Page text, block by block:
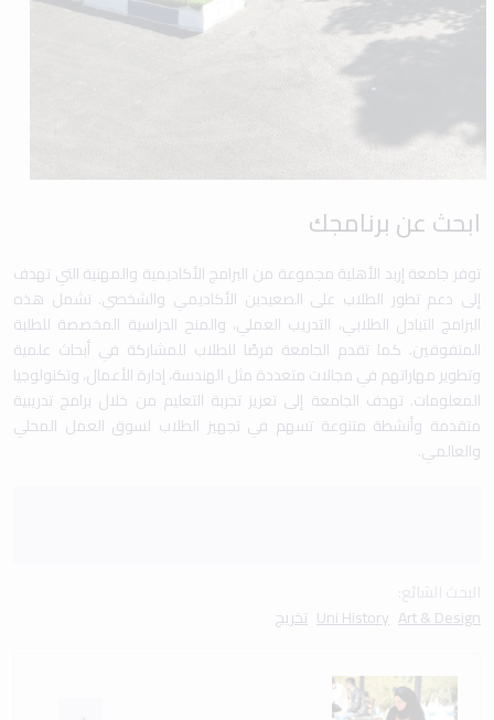
ابحث عن برنامجك
توفر جامعة إربد الأهلية مجموعة من البرامج الأكاديمية والمهنية التي تهدف
إلى دعم تطور الطلاب على الصعيدين الأكاديمي والشخصي. تشمل هذه
البرامج التبادل الطلابي، التدريب العملي، والمنح الدراسية المخصصة للطلبة
المتفوقين. كما تقدم الجامعة فرصًا للطلاب للمشاركة في أبحاث علمية
وتطوير مهاراتهم في مجالات متعددة مثل الهندسة، إدارة الأعمال، وتكنولوجيا
المعلومات. تهدف الجامعة إلى تعزيز تجربة التعليم من خلال برامج تدريبية
متقدمة وأنشطة متنوعة تسهم في تجهيز الطلاب لسوق العمل المحلي
والعالمي.
Art & Design
Uni History تخريج